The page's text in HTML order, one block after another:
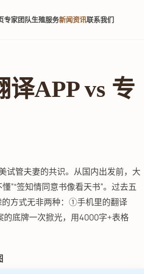
专家团队生殖服务新闻资讯联系我们
APP vs 专
试管夫妻的共识。从国内出发前，大
”“签知情同意书像看天书”。过去五
方式无非两种：①手机里的翻译
底牌一次掀光，用4000字+表格